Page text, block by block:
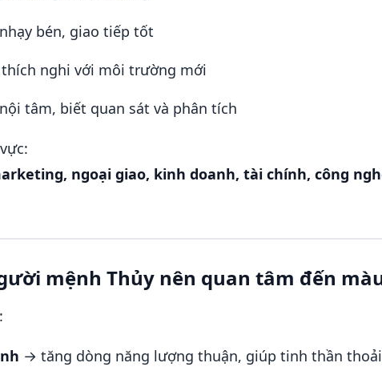
bén, giao tiếp tốt
nghi với môi trường mới
tâm, biết quan sát và phân tích
ngoại giao, kinh doanh, tài chính, công
mệnh Thủy nên quan tâm đến
→ tăng dòng năng lượng thuận, giúp tinh thần